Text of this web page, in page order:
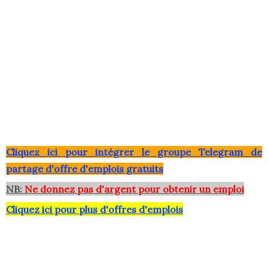
Cliquez ici pour intégrer le groupe Telegram de
partage d'offre d'emplois gratuits
NB: Ne donnez pas d'argent pour obtenir un emploi
Cliquez ici pour plus d'offres d'emplois